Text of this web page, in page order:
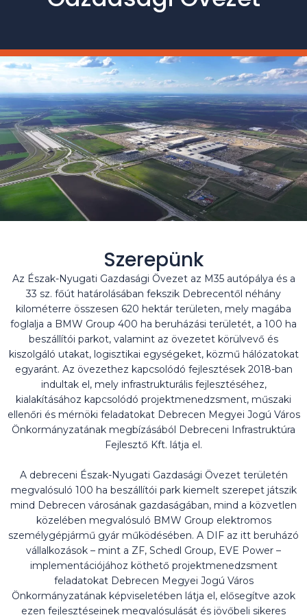
Szerepünk
Az Észak-Nyugati Gazdasági Övezet az M35 autópálya és a
33 sz. főút határolásában fekszik Debrecentől néhány
kilométerre összesen 620 hektár területen, mely magába
foglalja a BMW Group 400 ha beruházási területét, a 100 ha
beszállítói parkot, valamint az övezetet körülvevő és
kiszolgáló utakat, logisztikai egységeket, közmű hálózatokat
egyaránt. Az övezethez kapcsolódó fejlesztések 2018-ban
indultak el, mely infrastrukturális fejlesztéséhez,
kialakításához kapcsolódó projektmenedzsment, műszaki
ellenőri és mérnöki feladatokat Debrecen Megyei Jogú Város
Önkormányzatának megbízásából Debreceni Infrastruktúra
Fejlesztő Kft. látja el.
A debreceni Észak-Nyugati Gazdasági Övezet területén
megvalósuló 100 ha beszállítói park kiemelt szerepet játszik
mind Debrecen városának gazdaságában, mind a közvetlen
közelében megvalósuló BMW Group elektromos
személygépjármű gyár működésében. A DIF az itt beruházó
vállalkozások – mint a ZF, Schedl Group, EVE Power –
implementációjához köthető projektmenedzsment
feladatokat Debrecen Megyei Jogú Város
Önkormányzatának képviseletében látja el, elősegítve azok
ezen fejlesztéseinek megvalósulását és jövőbeli sikeres